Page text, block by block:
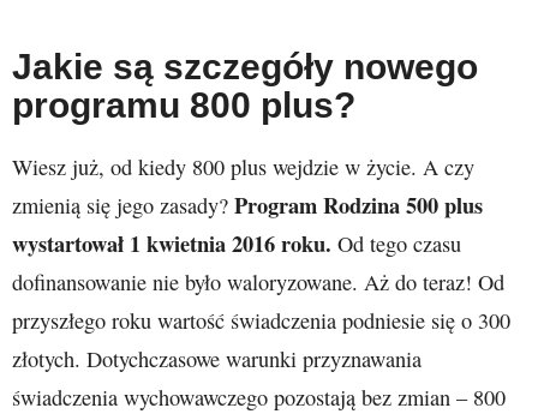
Jakie są szczegóły nowego
programu 800 plus?
Wiesz już, od kiedy 800 plus wejdzie w życie. A czy
zmienią się jego zasady? Program Rodzina 500 plus
wystartował 1 kwietnia 2016 roku. Od tego czasu
dofinansowanie nie było waloryzowane. Aż do teraz! Od
przyszłego roku wartość świadczenia podniesie się o 300
złotych. Dotychczasowe warunki przyznawania
świadczenia wychowawczego pozostają bez zmian – 800